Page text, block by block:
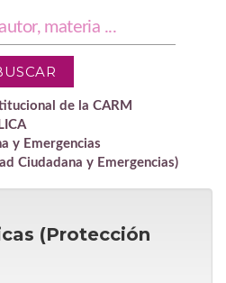
de la CARM
y Emergencias
Ciudadana y Emergencias)
(Protección